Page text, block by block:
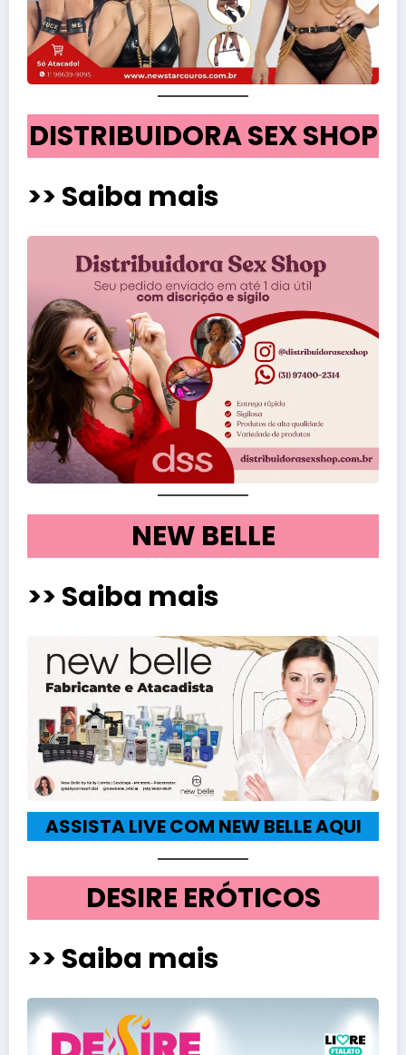
DISTRIBUIDORA SEX SHOP
>> Saiba mais
NEW BELLE
>> Saiba mais
ASSISTA LIVE COM NEW BELLE AQUI
DESIRE ERÓTICOS
>> Saiba mais